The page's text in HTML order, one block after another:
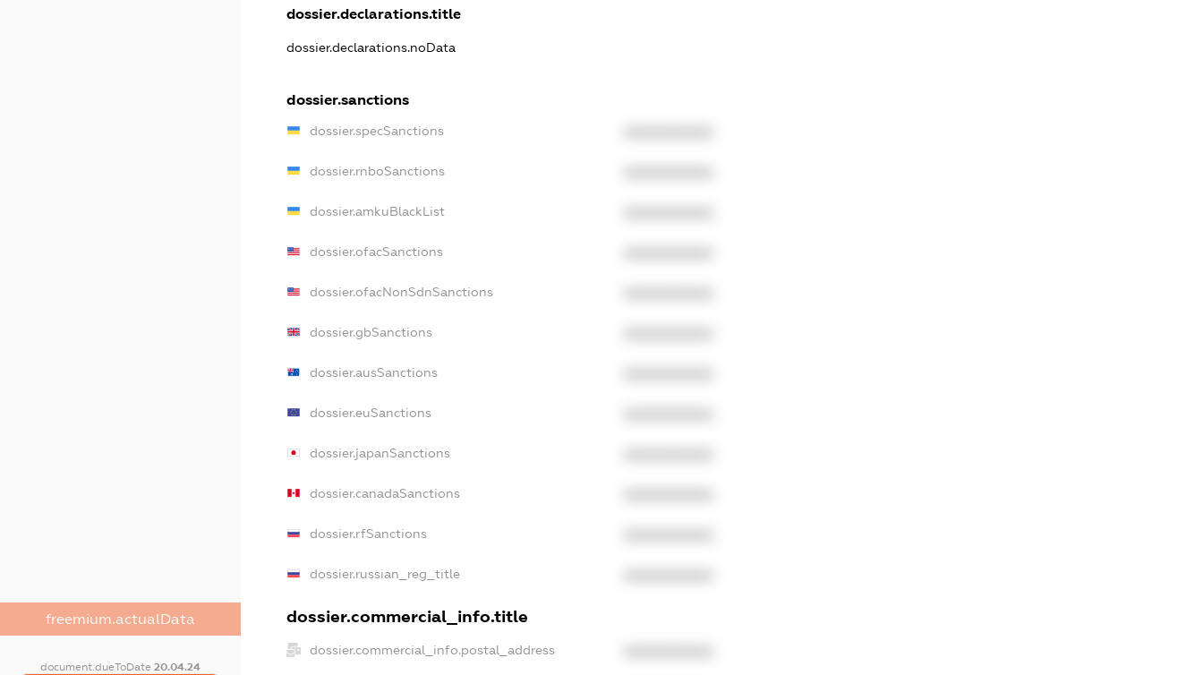
freemium.actualData
document.dueToDate 20.04.24
dossier.declarations.title
dossier.declarations.noData
dossier.sanctions
dossier.specSanctions
dossier.rnboSanctions
dossier.amkuBlackList
dossier.ofacSanctions
dossier.ofacNonSdnSanctions
dossier.gbSanctions
dossier.ausSanctions
dossier.euSanctions
dossier.japanSanctions
dossier.canadaSanctions
dossier.rfSanctions
dossier.russian_reg_title
dossier.commercial_info.title
dossier.commercial_info.postal_address